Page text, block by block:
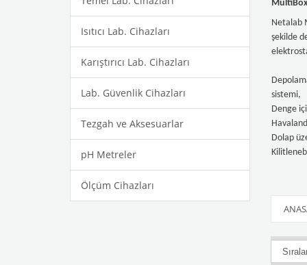
Isıtıcı Lab. Cihazları
Karıştırıcı Lab. Cihazları
Lab. Güvenlik Cihazları
Tezgah ve Aksesuarlar
pH Metreler
Ölçüm Cihazları
Netalab
şekilde
sistemi,
Denge
Dolap